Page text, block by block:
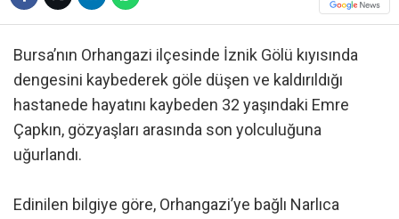
Bursa’nın Orhangazi ilçesinde İznik Gölü kıyısında
dengesini kaybederek göle düşen ve kaldırıldığı
hastanede hayatını kaybeden 32 yaşındaki Emre
Çapkın, gözyaşları arasında son yolculuğuna
uğurlandı.
Edinilen bilgiye göre, Orhangazi’ye bağlı Narlıca